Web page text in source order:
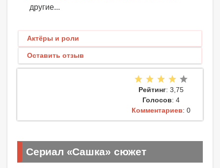
другие...
Актёры и роли
Оставить отзыв
Рейтинг: 3,75
Голосов: 4
Комментариев: 0
Сериал «Сашка» сюжет